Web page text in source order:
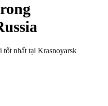
tốt nhất tại Krasnoyarsk